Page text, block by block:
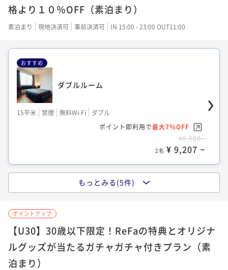
格より１０％OFF（素泊まり）
素泊まり 現地決済可 事前決済可 IN 15:00 - 23:00 OUT11:00
おすすめ
ダブルルーム
15平米 禁煙 無料Wi-Fi
ダブル
ポイント即利用で最大7％OFF
¥9,900~
2名 ¥ 9,207 ~
13平米 禁煙 無料Wi-Fi
ダブル
ポイント即利用で
最大7％OFF
¥8,280~
もっとみる(5件)
ポイントアップ
【U30】30歳以下限定！ReFaの特典とオリジナ
ルグッズが当たるガチャガチャ付きプラン（素
泊まり）